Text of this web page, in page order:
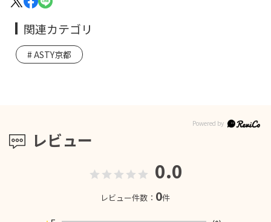
レビュー
0.0
レビュー件数： 0件
関連カテゴリ
ASTY京都